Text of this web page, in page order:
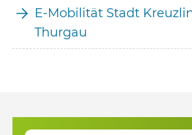
E-Mobilität Stadt
Thurgau